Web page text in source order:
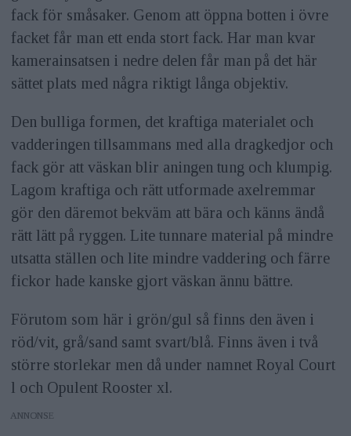
fack för småsaker. Genom att öppna botten i övre
facket får man ett enda stort fack. Har man kvar
kamerainsatsen i nedre delen får man på det här
sättet plats med några riktigt långa objektiv.
Den bulliga formen, det kraftiga materialet och
vadderingen tillsammans med alla dragkedjor och
fack gör att väskan blir aningen tung och klumpig.
Lagom kraftiga och rätt utformade axelremmar
gör den däremot bekväm att bära och känns ändå
rätt lätt på ryggen. Lite tunnare material på mindre
utsatta ställen och lite mindre vaddering och färre
fickor hade kanske gjort väskan ännu bättre.
Förutom som här i grön/gul så finns den även i
röd/vit, grå/sand samt svart/blå. Finns även i två
större storlekar men då under namnet Royal Court
l och Opulent Rooster xl.
ANNONS